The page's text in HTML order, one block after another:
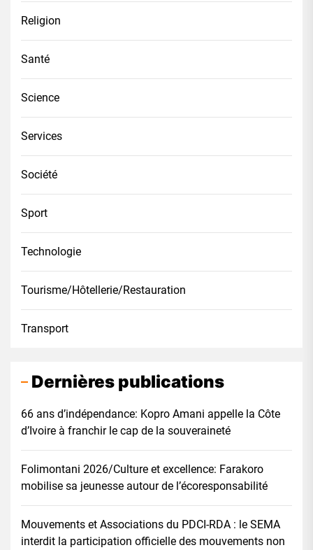
Religion
Santé
Science
Services
Société
Sport
Technologie
Tourisme/Hôtellerie/Restauration
Transport
Dernières publications
66 ans d’indépendance: Kopro Amani appelle la Côte
d’Ivoire à franchir le cap de la souveraineté
Folimontani 2026/Culture et excellence: Farakoro
mobilise sa jeunesse autour de l’écoresponsabilité
Mouvements et Associations du PDCI-RDA : le SEMA
interdit la participation officielle des mouvements non